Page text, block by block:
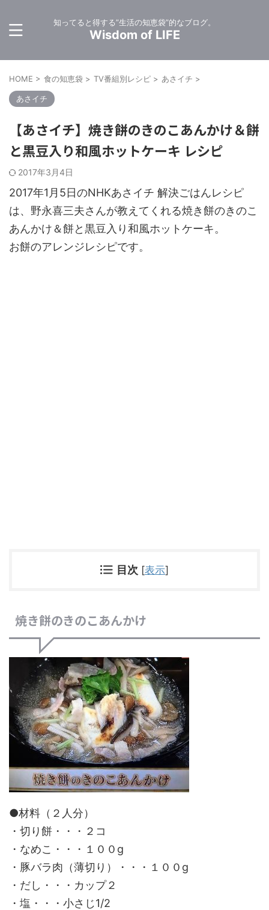
知ってると得する”生活の知恵袋”的なブログ。
Wisdom of LIFE
HOME > 食の知恵袋 > TV番組別レシピ > あさイチ >
あさイチ
【あさイチ】焼き餅のきのこあんかけ＆餅
と黒豆入り和風ホットケーキ レシピ
2017年3月4日
2017年1月5日のNHKあさイチ 解決ごはんレシピ
は、野永喜三夫さんが教えてくれる焼き餅のきのこ
あんかけ＆餅と黒豆入り和風ホットケーキ。
お餅のアレンジレシピです。
目次 [表示]
焼き餅のきのこあんかけ
●材料（２人分）
・切り餅・・・２コ
・なめこ・・・１００g
・豚バラ肉（薄切り）・・・１００g
・だし・・・カップ２
・塩・・・小さじ1/2